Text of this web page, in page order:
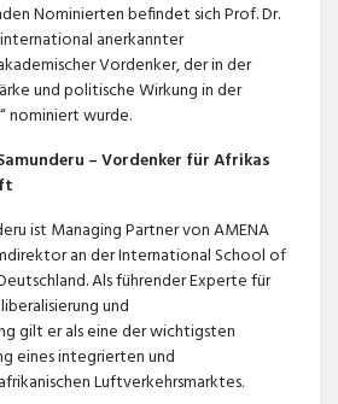
Nominierten befindet sich Prof. Dr.
anerkannter
Vordenker, der in der
und politische Wirkung in der
nominiert wurde.
– Vordenker für Afrikas
ist Managing Partner von AMENA
an der International School of
Als führender Experte für
und
gilt er als eine der wichtigsten
eines integrierten und
Luftverkehrsmarktes.